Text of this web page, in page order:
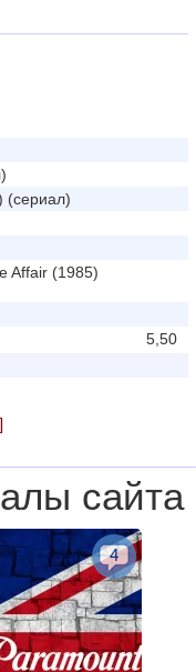
(сериал)
Affair (1985)
5,50
сайта
4